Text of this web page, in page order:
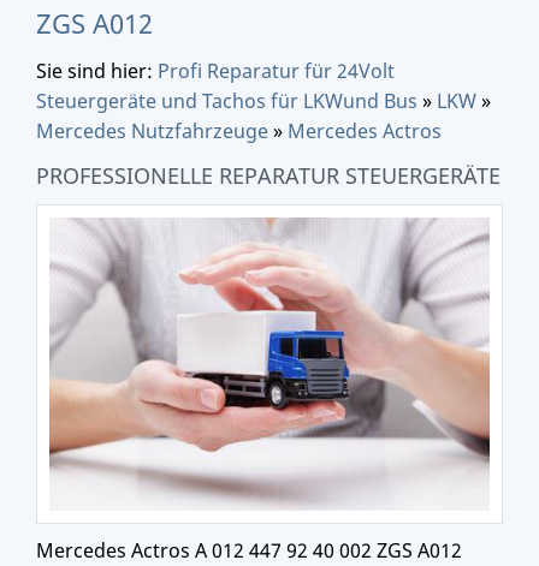
ZGS A012
Sie sind hier: Profi Reparatur für 24Volt
Steuergeräte und Tachos für LKWund Bus » LKW»
Mercedes Nutzfahrzeuge» Mercedes Actros
PROFESSIONELLE REPARATUR STEUERGERÄTE
Mercedes Actros A 012 447 92 40 002 ZGS A012